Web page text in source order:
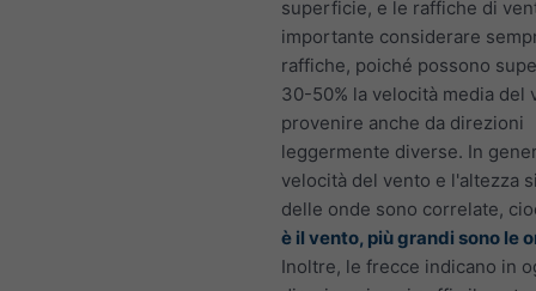
superficie, e le raffiche di
importante considerare
raffiche, poiché possono
30-50% la velocità media del
provenire anche da direzioni
leggermente diverse. In
velocità del vento e l'altezza
delle onde sono correlate,
è il vento, più grandi sono le
Inoltre, le frecce indicano in